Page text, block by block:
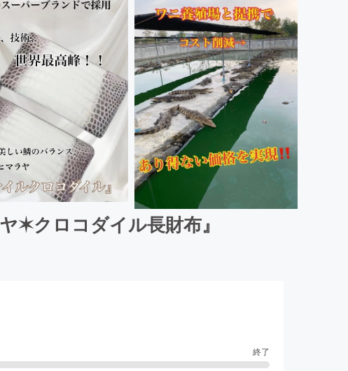
✶クロコダイル長財布』
終了